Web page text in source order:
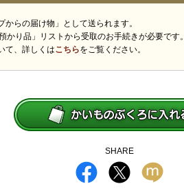
らの届け物」として送られます。
かり品」リストから受取のお手続きが必要です。
て、詳しくはこちらをご覧ください。
SHARE